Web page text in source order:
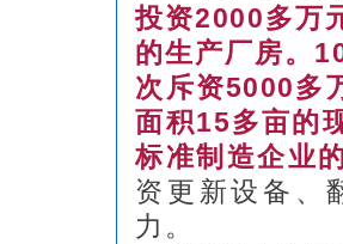
投资2000多万
的生产厂房。
次斥资5000多
面积15多亩的
标准制造企业
资更新设备、
力。